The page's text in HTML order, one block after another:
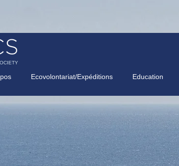
Ecovolontariat/Expéditions Education